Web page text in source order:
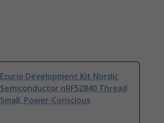
Ezurio Development Kit Nordic
Semiconductor nRF52840 Thread
Small, Power-Conscious